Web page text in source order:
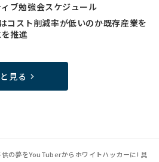
ブ勉強会スケジュール
スト削減率が低いのか――既存産業を
推進
見る
供の夢をYouTuberからホワイトハッカーに! 具